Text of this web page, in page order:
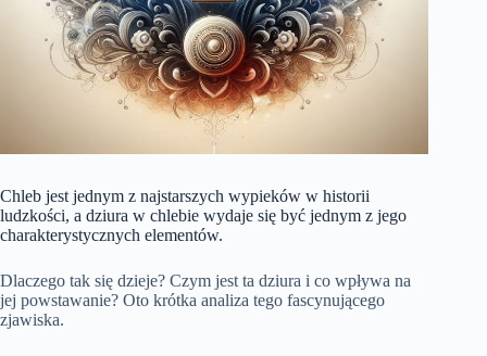
Chleb jest jednym z najstarszych wypieków w historii
ludzkości, a dziura w chlebie wydaje się być jednym z jego
charakterystycznych elementów.
Dlaczego tak się dzieje? Czym jest ta dziura i co wpływa na
jej powstawanie? Oto krótka analiza tego fascynującego
zjawiska.